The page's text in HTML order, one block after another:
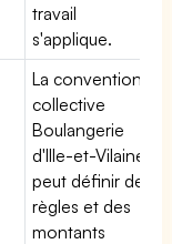
travail
s'applique.
La convention
collective
Boulangerie
d'Ille-et-Vilaine
peut définir des
règles et des
montants